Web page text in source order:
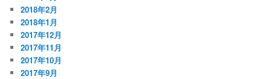
2018年2月
2018年1月
2017年12月
2017年11月
2017年10月
2017年9月